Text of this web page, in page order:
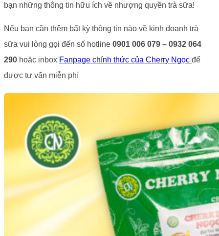
bạn những thông tin hữu ích về nhượng quyền trà sữa!
Nếu bạn cần thêm bất kỳ thông tin nào về kinh doanh trà
sữa vui lòng gọi đến số hotline 0901 006 079 – 0932 064
290 hoặc inbox Fanpage chính thức của Cherry Ngọc để
được tư vấn miễn phí